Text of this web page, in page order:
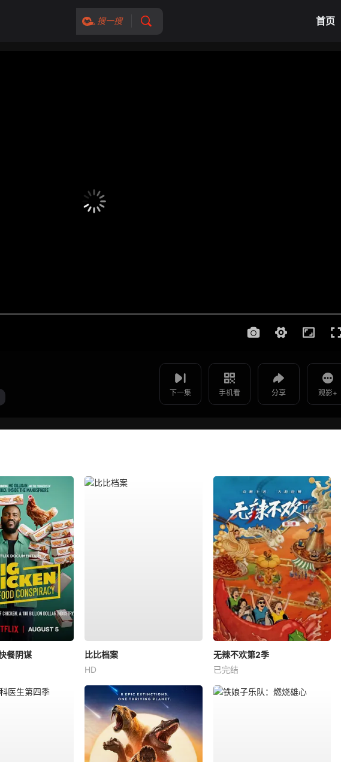
搜一搜 首页
下一集 手机看 分享 观影+
如遇无法播放请提交给我们
餐阴谋
比比档案
HD
无辣不欢第2季
已完结